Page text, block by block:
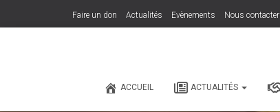
Faire un don Actualités Evènements Nous contacter
ACCUEIL ACTUALITÉS